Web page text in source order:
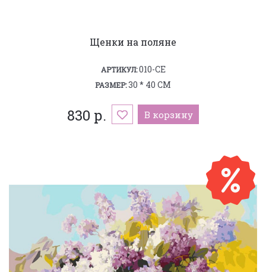
Щенки на поляне
АРТИКУЛ:010-CE
РАЗМЕР:30 * 40 СМ
830 р. В корзину